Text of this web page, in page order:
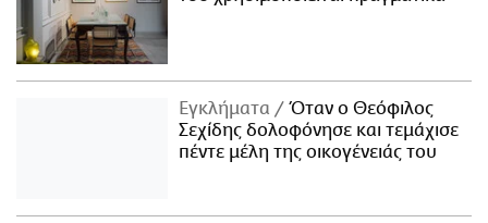
Εγκλήματα
Όταν ο Θεόφιλος
Σεχίδης δολοφόνησε και τεμάχισε
πέντε μέλη της οικογένειάς του